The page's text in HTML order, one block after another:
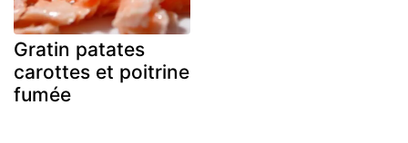
Gratin patates
carottes et poitrine
fumée